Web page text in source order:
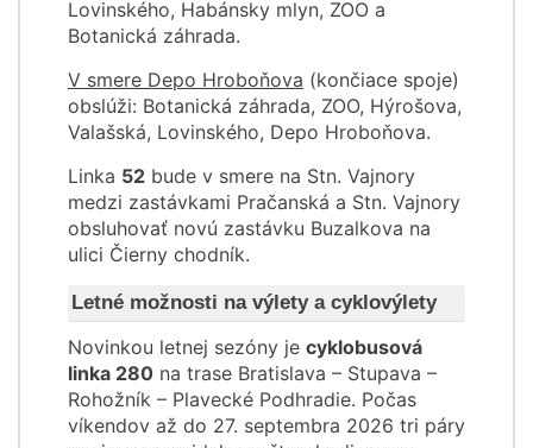
Lovinského, Habánsky mlyn, ZOO a
Botanická záhrada.
V smere Depo Hroboňova (končiace spoje)
obslúži: Botanická záhrada, ZOO, Hýrošova,
Valašská, Lovinského, Depo Hroboňova.
Linka 52 bude v smere na Stn. Vajnory
medzi zastávkami Pračanská a Stn. Vajnory
obsluhovať novú zastávku Buzalkova na
ulici Čierny chodník.
Letné možnosti na výlety a cyklovýlety
Novinkou letnej sezóny je cyklobusová
linka 280 na trase Bratislava – Stupava –
Rohožník – Plavecké Podhradie. Počas
víkendov až do 27. septembra 2026 tri páry